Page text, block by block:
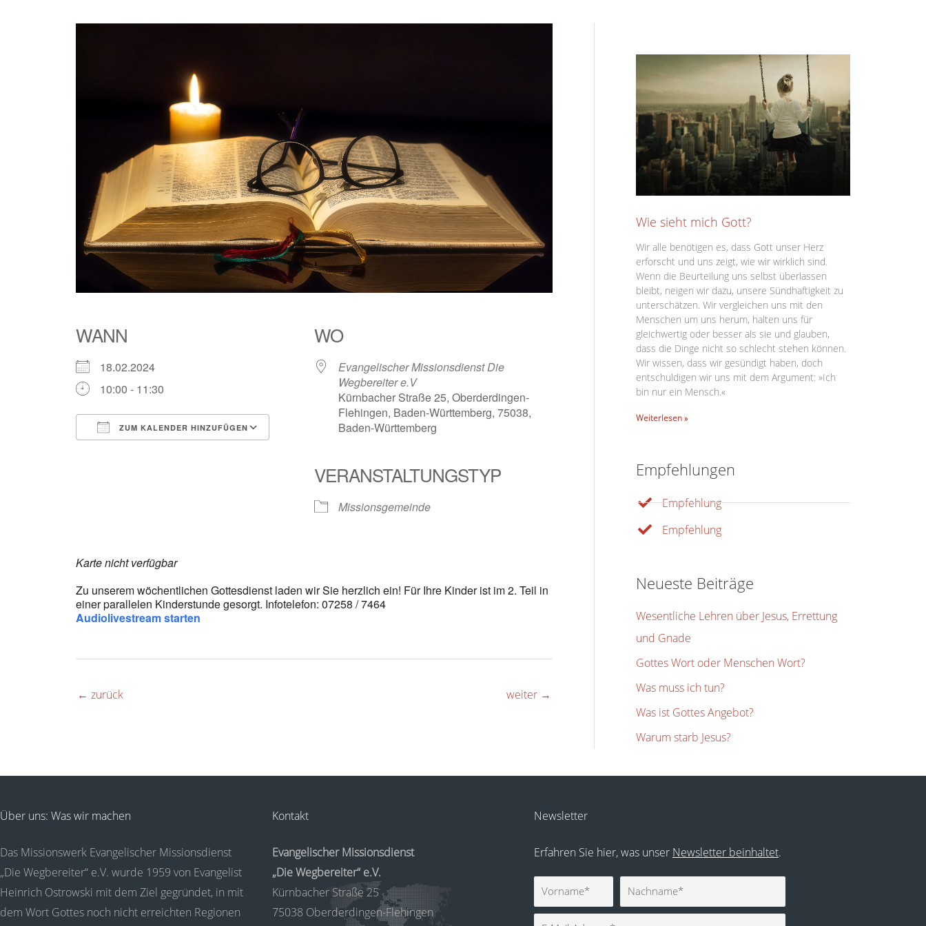
WANN
18.02.2024
10:00 - 11:30
ZUM KALENDER HINZUFÜGEN
WO
Evangelischer Missionsdienst Die
Wegbereiter e.V
Kürnbacher Straße 25, Oberderdingen-
Flehingen, Baden-Württemberg, 75038,
Baden-Württemberg
VERANSTALTUNGSTYP
Missionsgemeinde
Karte nicht verfügbar
Zu unserem wöchentlichen Gottesdienst laden wir Sie herzlich ein! Für Ihre Kinder ist im 2. Teil in
einer parallelen Kinderstunde gesorgt. Infotelefon: 07258 / 7464
Audiolivestream starten
← zurück weiter →
Wie sieht mich Gott?
Wir alle benötigen es, dass Gott unser Herz
erforscht und uns zeigt, wie wir wirklich sind.
Wenn die Beurteilung uns selbst überlassen
bleibt, neigen wir dazu, unsere Sündhaftigkeit zu
unterschätzen. Wir vergleichen uns mit den
Menschen um uns herum, halten uns für
gleichwertig oder besser als sie und glauben,
dass die Dinge nicht so schlecht stehen können.
Wir wissen, dass wir gesündigt haben, doch
entschuldigen wir uns mit dem Argument: »Ich
bin nur ein Mensch.«
Weiterlesen »
Empfehlungen
Empfehlung
Empfehlung
Neueste Beiträge
Wesentliche Lehren über Jesus, Errettung
und Gnade
Gottes Wort oder Menschen Wort?
Was muss ich tun?
Was ist Gottes Angebot?
Warum starb Jesus?
Über uns: Was wir machen
Das Missionswerk Evangelischer Missionsdienst
„Die Wegbereiter“ e.V. wurde 1959 von Evangelist
Heinrich Ostrowski mit dem Ziel gegründet, in mit
dem Wort Gottes noch nicht erreichten Regionen
Kontakt
Evangelischer Missionsdienst
„Die Wegbereiter“ e.V.
Kürnbacher Straße 25
75038 Oberderdingen-Flehingen
Newsletter
Erfahren Sie hier, was unser Newsletter beinhaltet.
Vorname Nachname
E-